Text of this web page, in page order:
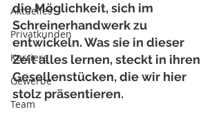
Aktuelles
Privatkunden
Karriere
Gewerbe
Team
die Möglichkeit, sich im
Schreinerhandwerk zu
entwickeln. Was sie in dieser
Zeit alles lernen, steckt in ihren
Gesellenstücken, die wir hier
stolz präsentieren.